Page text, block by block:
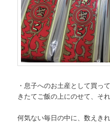
・息子へのお土産として買っ
きたてご飯の上にのせて、そ
何気ない毎日の中に、数えき